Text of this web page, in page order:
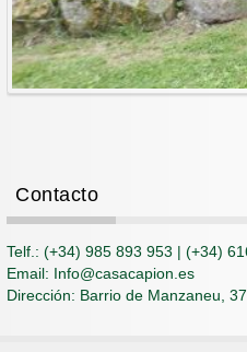
Contacto
Telf.: (+34) 985 893 953 | (+34)
Email: Info@casacapion.es
Dirección: Barrio de Manzaneu,